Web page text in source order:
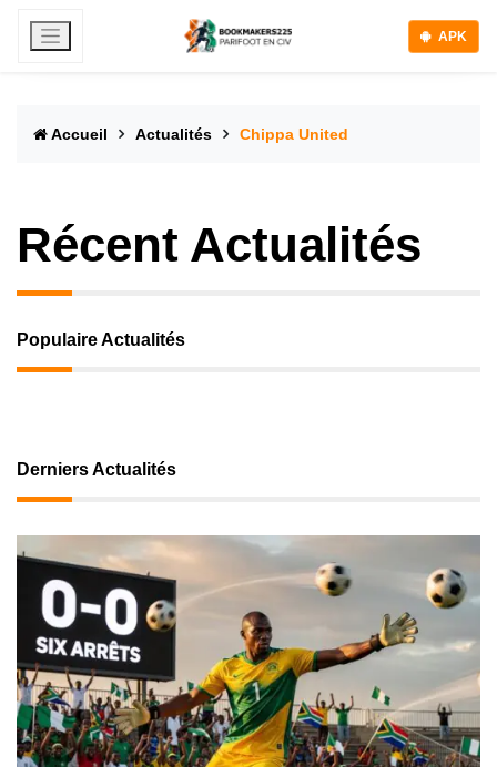
APK
Accueil Actualités Chippa United
Récent Actualités
Populaire Actualités
Derniers Actualités